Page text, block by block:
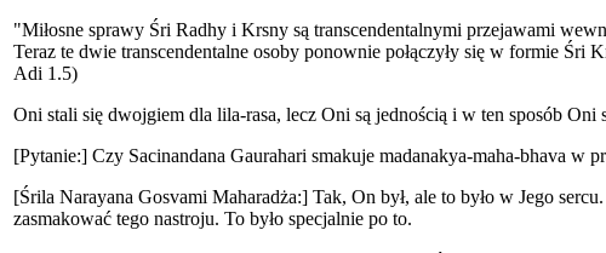
"Miłosne sprawy Śri Radhy i Krsny są transcendentalnymi przejawami
Teraz te dwie transcendentalne osoby ponownie połączyły się w formie
Adi 1.5)
Oni stali się dwojgiem dla lila-rasa, lecz Oni są jednością i w ten sposób
[Pytanie:] Czy Sacinandana Gaurahari smakuje madanakya-maha-bhava
[Śrila Narayana Gosvami Maharadża:] Tak, On był, ale to było w Jego
zasmakować tego nastroju. To było specjalnie po to.